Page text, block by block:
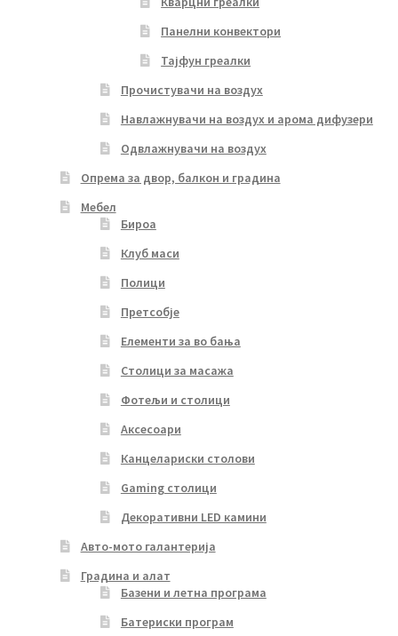
Панелни конвектори
Тајфун греалки
Прочистувачи на воздух
Навлажнувачи на воздух и арома дифузери
Одвлажнувачи на воздух
Опрема за двор, балкон и градина
Мебел
Бироа
Клуб маси
Полици
Претсобје
Елементи за во бања
Столици за масажа
Фотељи и столици
Аксесоари
Канцелариски столови
Gaming столици
Декоративни LED камини
Авто-мото галантерија
Градина и алат
Базени и летна програма
Батериски програм